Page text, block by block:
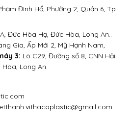
Đức Hòa Hạ, Đức Hòa, Long An..
Gia, Ấp Mới 2, Mỹ Hạnh Nam,
3: Lô C29, Đường số 8, CNN Hải
Long An.
Đình Hổ, Phường 2, Quận 6, Tp